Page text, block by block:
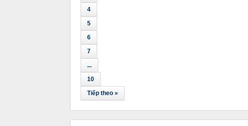
4
5
6
7
...
10
Tiếp theo »